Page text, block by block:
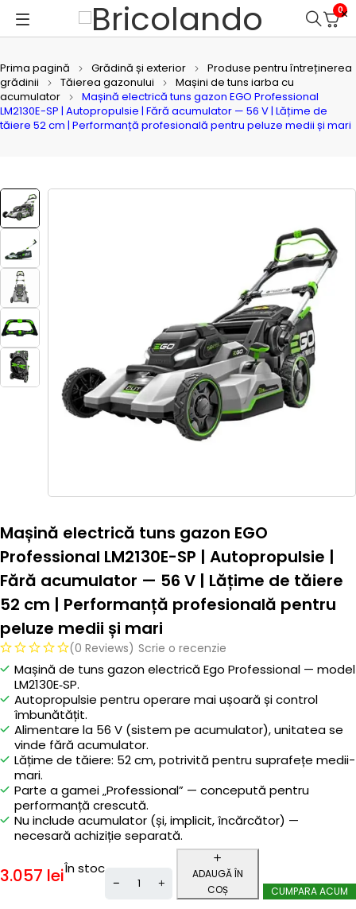
0
Prima pagină Grădină și exterior
Produse pentru întreținerea
grădinii
Tăierea gazonului
Mașini de tuns iarba cu
acumulator
Mașină electrică tuns gazon EGO Professional
LM2130E-SP | Autopropulsie | Fără acumulator — 56 V | Lățime de
tăiere 52 cm | Performanță profesională pentru peluze medii și mari
Mașină electrică tuns gazon EGO
Professional LM2130E-SP | Autopropulsie |
Fără acumulator — 56 V | Lățime de tăiere
52 cm | Performanță profesională pentru
peluze medii și mari
(0 Reviews) Scrie o recenzie
Mașină de tuns gazon electrică Ego Professional — model
LM2130E‑SP.
Autopropulsie pentru operare mai ușoară și control
îmbunătățit.
Alimentare la 56 V (sistem pe acumulator), unitatea se
vinde fără acumulator.
Lățime de tăiere: 52 cm, potrivită pentru suprafețe medii-
mari.
Parte a gamei „Professional” — concepută pentru
performanță crescută.
Nu include acumulator (și, implicit, încărcător) —
necesară achiziție separată.
3.057 leiÎn stoc
ADAUGĂ ÎN
COȘ
CUMPARA ACUM